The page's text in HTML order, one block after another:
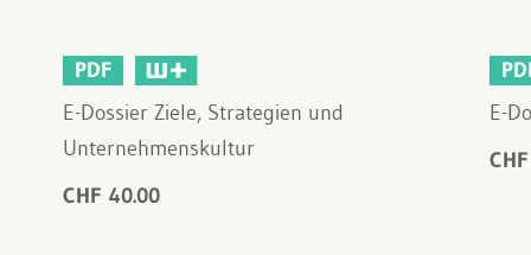
PDF
E-Dossier Ziele, Strategien und
Unternehmenskultur
CHF 40.00
E-